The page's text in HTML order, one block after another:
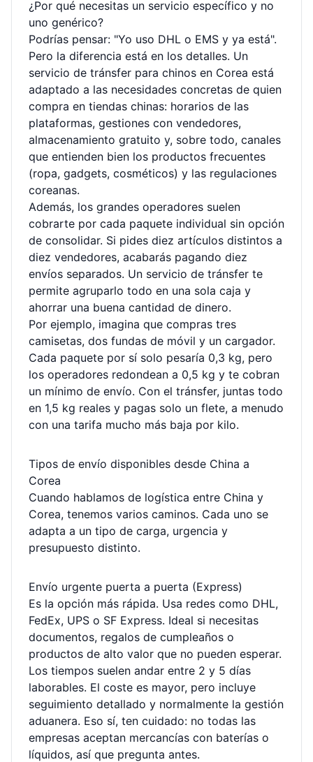
¿Por qué necesitas un servicio específico y no
uno genérico?
Podrías pensar: "Yo uso DHL o EMS y ya está".
Pero la diferencia está en los detalles. Un
servicio de tránsfer para chinos en Corea está
adaptado a las necesidades concretas de quien
compra en tiendas chinas: horarios de las
plataformas, gestiones con vendedores,
almacenamiento gratuito y, sobre todo, canales
que entienden bien los productos frecuentes
(ropa, gadgets, cosméticos) y las regulaciones
coreanas.
Además, los grandes operadores suelen
cobrarte por cada paquete individual sin opción
de consolidar. Si pides diez artículos distintos a
diez vendedores, acabarás pagando diez
envíos separados. Un servicio de tránsfer te
permite agruparlo todo en una sola caja y
ahorrar una buena cantidad de dinero.
Por ejemplo, imagina que compras tres
camisetas, dos fundas de móvil y un cargador.
Cada paquete por sí solo pesaría 0,3 kg, pero
los operadores redondean a 0,5 kg y te cobran
un mínimo de envío. Con el tránsfer, juntas todo
en 1,5 kg reales y pagas solo un flete, a menudo
con una tarifa mucho más baja por kilo.
Tipos de envío disponibles desde China a
Corea
Cuando hablamos de logística entre China y
Corea, tenemos varios caminos. Cada uno se
adapta a un tipo de carga, urgencia y
presupuesto distinto.
Envío urgente puerta a puerta (Express)
Es la opción más rápida. Usa redes como DHL,
FedEx, UPS o SF Express. Ideal si necesitas
documentos, regalos de cumpleaños o
productos de alto valor que no pueden esperar.
Los tiempos suelen andar entre 2 y 5 días
laborables. El coste es mayor, pero incluye
seguimiento detallado y normalmente la gestión
aduanera. Eso sí, ten cuidado: no todas las
empresas aceptan mercancías con baterías o
líquidos, así que pregunta antes.